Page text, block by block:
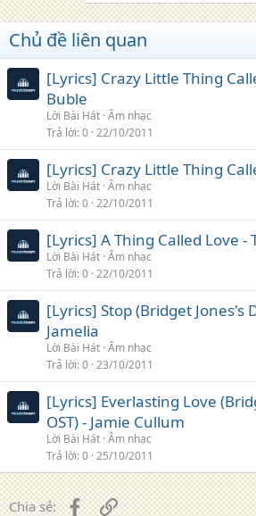
Chủ đề liên quan
[Lyrics] Crazy Little Thing
Buble
Lời Bài Hát Âm nhạc
Trả lời 0 22/10/2011
[Lyrics] Crazy Little Thing
Lời Bài Hát Âm nhạc
Trả lời 0 22/10/2011
[Lyrics] A Thing Called Love -
Lời Bài Hát Âm nhạc
Trả lời 0 22/10/2011
[Lyrics] Stop (Bridget Jones's
Jamelia
Lời Bài Hát Âm nhạc
Trả lời 0 23/10/2011
[Lyrics] Everlasting Love
OST) - Jamie Cullum
Lời Bài Hát Âm nhạc
Trả lời 0 25/10/2011
Chia sẻ: FacebookLiên kết